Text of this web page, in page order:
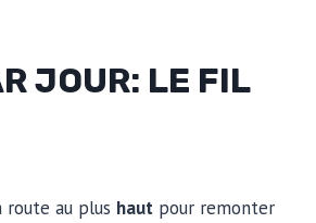
JOUR: LE FIL
route au plus haut pour remonter